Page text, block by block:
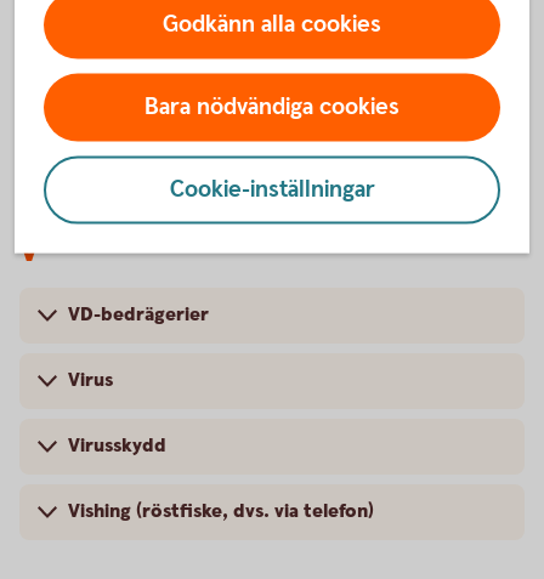
V
VD-bedrägerier
Virus
Virusskydd
Vishing (röstfiske, dvs. via telefon)
Godkänn alla cookies
Bara nödvändiga cookies
Cookie-inställningar